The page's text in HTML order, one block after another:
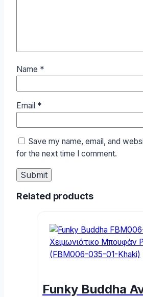
Name *
Email *
Save my name, email, and
for the next time I comment.
Related products
Funky Buddha